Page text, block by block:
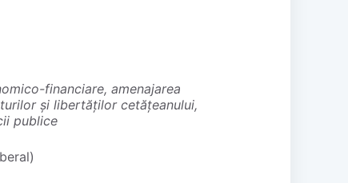
și libertăților cetățeanului,
publice